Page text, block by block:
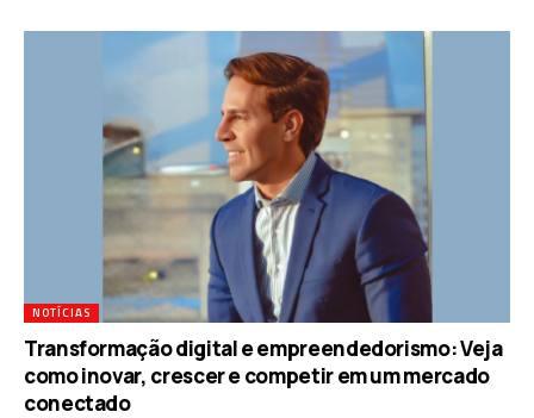
NOTÍCIAS
Transformação digital e empreendedorismo: Veja
como inovar, crescer e competir em um mercado
conectado